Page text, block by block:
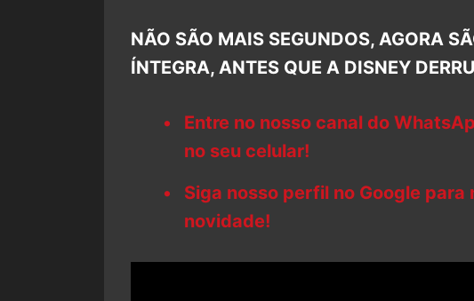
NÃO SÃO MAIS SEGUNDOS, AGORA
ÍNTEGRA, ANTES QUE A DISNEY
Entre no nosso canal do
no seu celular!
Siga nosso perfil no Google para
novidade!